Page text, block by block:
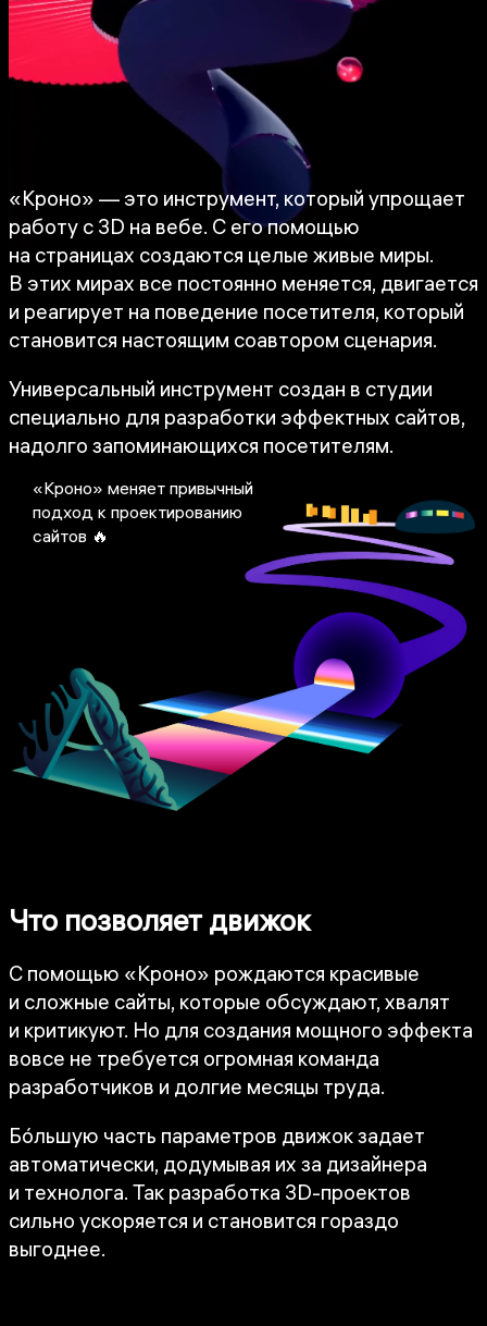
«Кроно» — это инструмент, который упрощает
работу с 3D на вебе. С его помощью
на страницах создаются целые живые миры.
В этих мирах все постоянно меняется, двигается
и реагирует на поведение посетителя, который
становится настоящим соавтором сценария.
Универсальный инструмент создан в студии
специально для разработки эффектных сайтов,
надолго запоминающихся посетителям.
«Кроно» меняет привычный
подход к проектированию
сайтов 🔥
Что позволяет движок
С помощью «Кроно» рождаются красивые
и сложные сайты, которые обсуждают, хвалят
и критикуют. Но для создания мощного эффекта
вовсе не требуется огромная команда
разработчиков и долгие месяцы труда.
Бóльшую часть параметров движок задает
автоматически, додумывая их за дизайнера
и технолога. Так разработка 3D-проектов
сильно ускоряется и становится гораздо
выгоднее.